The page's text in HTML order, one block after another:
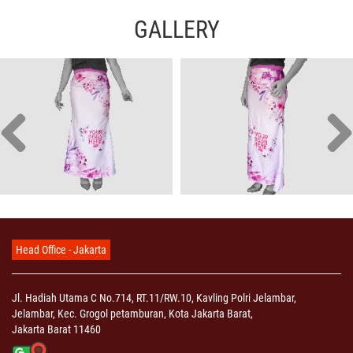
GALLERY
Head Office - Jakarta
Jl. Hadiah Utama C No.714, RT.11/RW.10, Kavling Polri Jelambar,
Jelambar, Kec. Grogol petamburan, Kota Jakarta Barat,
Jakarta Barat 11460